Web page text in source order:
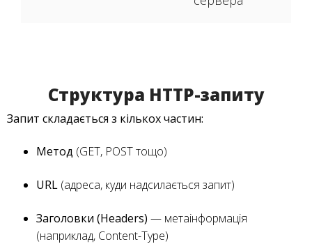
Структура HTTP-запиту
Запит складається з кількох частин:
Метод (GET, POST тощо)
URL(адреса, куди надсилається запит)
Заголовки (Headers) — метаінформація
(наприклад, Content-Type)